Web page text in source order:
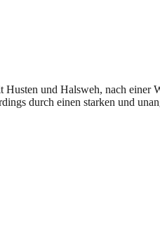
und Halsweh, nach
durch einen starken und